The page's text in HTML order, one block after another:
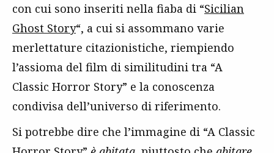
con cui sono inseriti nella fiaba di “Sicilian
Ghost Story“, a cui si assommano varie
merlettature citazionistiche, riempiendo
l’assioma del film di similitudini tra “A
Classic Horror Story” e la conoscenza
condivisa dell’universo di riferimento.
Si potrebbe dire che l’immagine di “A Classic